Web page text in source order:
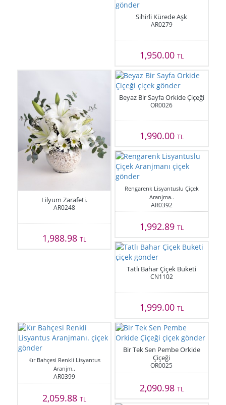
Sihirli Kürede Aşk
AR0279
1,950.00 TL
Lilyum Zarafeti.
AR0248
1,988.98TL
Beyaz Bir Sayfa Orkide Çiçeği
OR0026
1,990.00 TL
Rengarenk Lisyantuslu Çiçek
Aranjma..
AR0392
1,992.89 TL
Tatlı Bahar Çiçek Buketi
CN1102
1,999.00 TL
Kır Bahçesi Renkli Lisyantus
Aranjm..
AR0399
2,059.88TL
Bir Tek Sen Pembe Orkide
Çiçeği
OR0025
2,090.98 TL